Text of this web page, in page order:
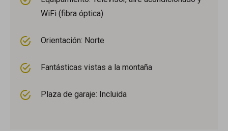
WiFi (fibra óptica)
Orientación: Norte
Fantásticas vistas a la montaña
Plaza de garaje: Incluida